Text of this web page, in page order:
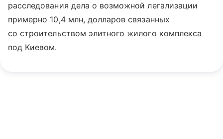
расследования дела о возможной легализации
примерно 10,4 млн, долларов связанных
со строительством элитного жилого комплекса
под Киевом.